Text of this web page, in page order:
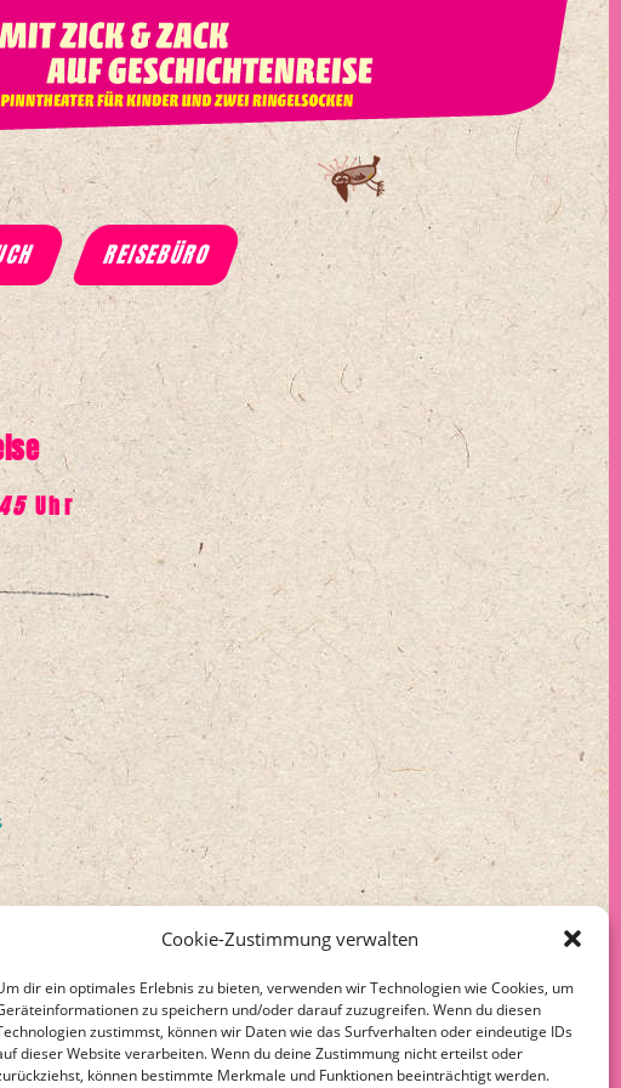
Cookie-Zustimmung verwalten
dir ein optimales Erlebnis zu bieten, verwenden wir Technologien wie Cookies, um
zu speichern und/oder darauf zuzugreifen. Wenn du diesen
zustimmst, können wir Daten wie das Surfverhalten oder eindeutige IDs
dieser Website verarbeiten. Wenn du deine Zustimmung nicht erteilst oder
können bestimmte Merkmale und Funktionen beeinträchtigt werden.
REISEBÜRO
Uhr